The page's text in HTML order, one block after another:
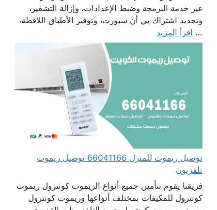
غير خدمة البرمجة وضبط الإعدادات، وإزالة التشفير،
وتجديد اشتراك بي أن سبورت، وتوفير الأطباق اللاقطة،
... اقرأ المزيد
توصيل ريموت للمنزل 66041166 توصيل ريموت
تلفزيون
فريقنا يقوم بتأمين جميع أنواع الريموت كونترول ريموت
كونترول للمكيفات بمختلف أنواعها وريموت كونترول